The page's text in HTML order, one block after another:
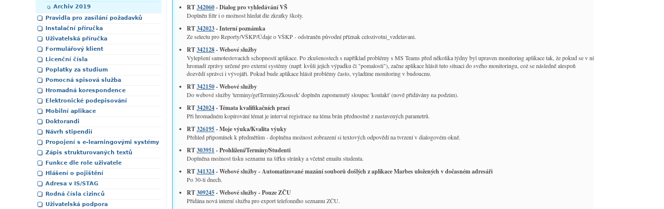
Archiv 2019
Pravidla pro zasílání požadavků
Instalační příručka
Uživatelská příručka
Formulářový klient
Licenční čísla
Poplatky za studium
Pomocná spisová služba
Hromadná korespondence
Elektronické podepisování
Mobilní aplikace
Doktorandi
Návrh stipendií
Propojení s e-learningovými systémy
Zápis strukturovaných textů
Funkce dle role uživatele
Hlášení o pojištění
Adresa v IS/STAG
Rodná čísla cizinců
Uživatelská podpora
RT342060- Dialog pro vyhledávání VŠ
Doplněn filtr i o možnost hledat dle zkratky školy.
RT342023- Interní poznámka
Ze selectu pro Reporty/VŠKP/Údaje o VŠKP - odstraněn původní příznak celozivotni_vzdelavani.
RT342128- Webové služby
Vylepšení samotestovacích schopností aplikace. Po zkušenostech s například problémy s MS Teams před několika týdny byl upraven monitoring aplikace tak, že pokud se v ní
hromadí zprávy určené pro externí systémy (např. kvůli jejich výpadku či "pomalosti"), začne aplikace hlásit tuto situaci do svého monitoringu, což se následně alespoň
dozvědí správci i vývojáři. Pokud bude aplikace hlásit problémy často, vyladíme monitoring v budoucnu.
RT342150- Webové služby
Do webové služby 'terminy/getTerminyZkousek' doplněn zapomenutý sloupec 'kontakt' (nově přidávány na podzim).
RT342024- Témata kvalifikačních prací
Při hromadném kopírování témat je interval registrace na téma brán přednostně z nastavených parametrů.
RT326195- Moje výuka/Kvalita výuky
Přehled připomínek k předmětům - doplněna možnost zobrazení si textových odpovědí na tvrzení v dialogovém okně.
RT303951 - Prohlížení/Termíny/Studenti
Doplněna možnost tisku seznamu na šířku stránky a včetně emailu studenta.
RT341324- Webové služby - Automatizované mazání souborů došlých z aplikace Marbes uložených v dočasném adresáři
Po 30-ti dnech.
RT309245- Webové služby - Pouze ZČU
Přidána nová interní služba pro export telefonního seznamu ZČU.